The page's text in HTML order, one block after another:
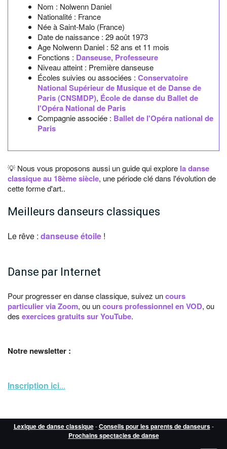
Nom : Nolwenn Daniel
Nationalité : France
Née àSaint-Malo (France)
Date de naissance : 29 août 1973
Age Nolwenn Daniel : 52 ans et 11 mois
Fonctions : Danseuse, Professeure
Niveau atteint : Première danseuse
Écoles suivies ou associées : Conservatoire
National Supérieur de Musique et de Danse de
Paris (CNSMDP), École de danse du Ballet de
l'Opéra National de Paris
Compagnie associée : Ballet de l'Opéra national de
Paris
💡 Nous vous proposons aussi un guide qui explore la danse
classique au 18ème siècle, une période clé dans l'évolution de
cette forme d'art..
Meilleurs danseurs classiques
Le rêve : danseuse étoile !
Danse par Internet
Pour progresser en danse classique, suivez uncours
particulier via Zoom, ou uncours professionnel en VOD, ou
des exercices gratuits sur YouTube.
Notre newsletter :
Inscription ici...
Lexique de danse classique-Conseils pour les parents de danseurs-
Prochains spectacles de danse